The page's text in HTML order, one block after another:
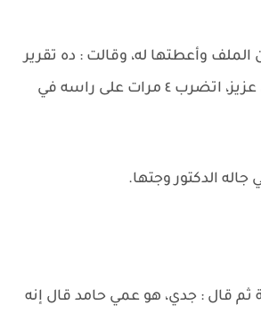
وأعطتها له، وقالت : ده تقرير
التشريح لجثة عمي عزيز، اتضرب ٤ مرات على راسه في
الدكتور وجتها.
ثم قال : جدي، هو عمي حامد قال إنه